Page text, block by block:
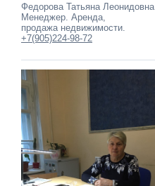
Федорова Татьяна Леонидовна
Менеджер. Аренда,
продажа недвижимости.
+7(905)224-98-72